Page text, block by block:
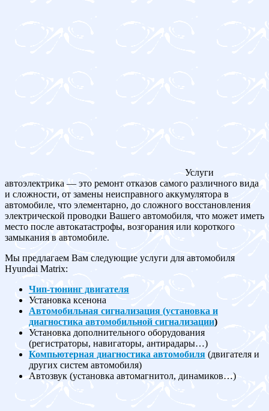
Услуги
автоэлектрика — это ремонт отказов самого различного вида
и сложности, от замены неисправного аккумулятора в
автомобиле, что элементарно, до сложного восстановления
электрической проводки Вашего автомобиля, что может иметь
место после автокатастрофы, возгорания или короткого
замыкания в автомобиле.
Мы предлагаем Вам следующие услуги для автомобиля
Hyundai Matrix:
Чип-тюнинг двигателя
Установка ксенона
Автомобильная сигнализация (установка и
диагностика автомобильной сигнализации)
Установка дополнительного оборудования
(регистраторы, навигаторы, антирадары…)
Компьютерная диагностика автомобиля (двигателя и
других систем автомобиля)
Автозвук (установка автомагнитол, динамиков…)